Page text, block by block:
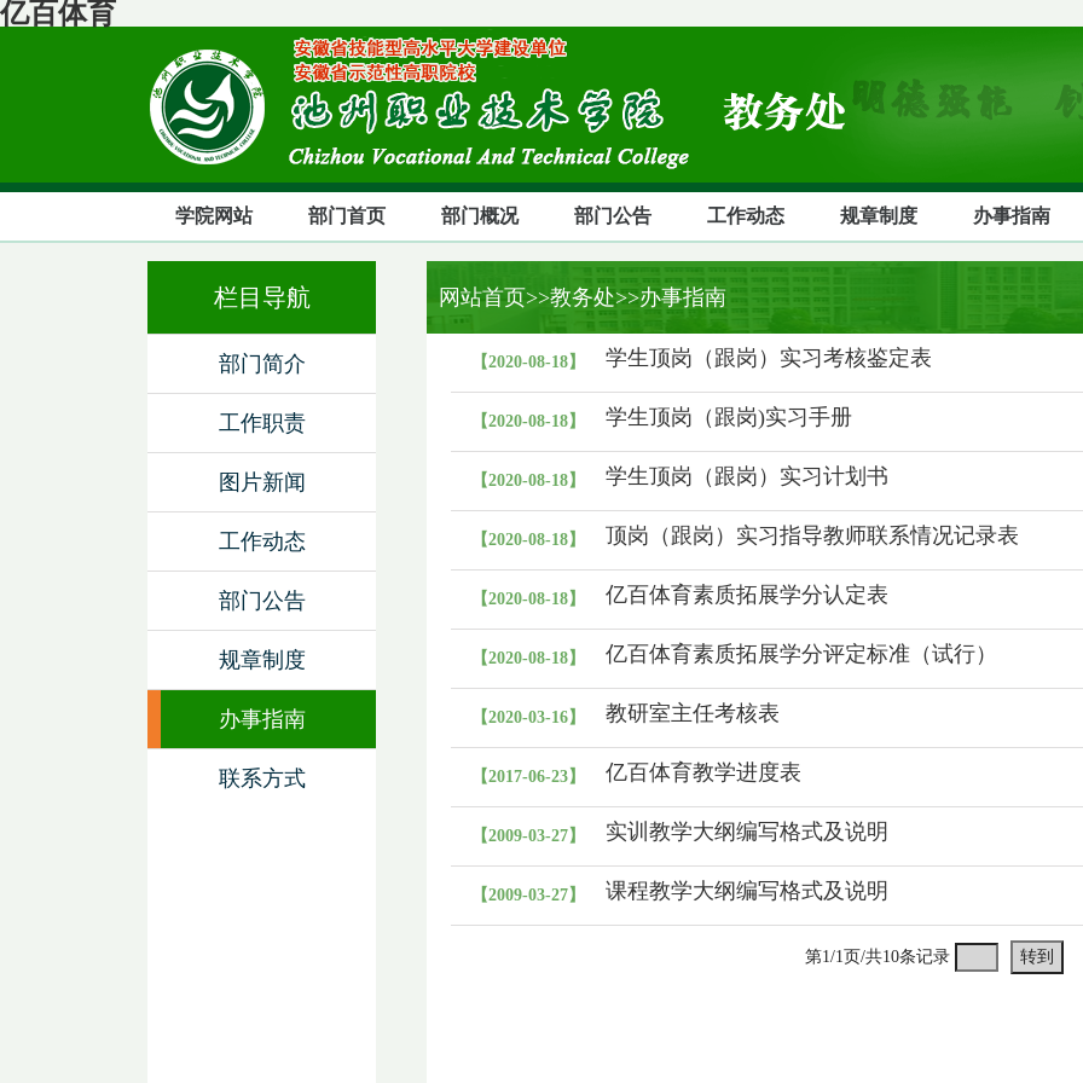
亿百体育
学院网站 部门首页 部门概况 部门公告 工作动态 规章制度 办事指南
栏目导航
部门简介
工作职责
图片新闻
工作动态
部门公告
规章制度
办事指南
联系方式
网站首页>>教务处>>办事指南
【2020-08-18】 学生顶岗（跟岗）实习考核鉴定表
【2020-08-18】 学生顶岗（跟岗)实习手册
【2020-08-18】 学生顶岗（跟岗）实习计划书
【2020-08-18】 顶岗（跟岗）实习指导教师联系情况记录表
【2020-08-18】 亿百体育素质拓展学分认定表
【2020-08-18】 亿百体育素质拓展学分评定标准（试行）
【2020-03-16】 教研室主任考核表
【2017-06-23】 亿百体育教学进度表
【2009-03-27】 实训教学大纲编写格式及说明
【2009-03-27】 课程教学大纲编写格式及说明
第1/1页/共10条记录